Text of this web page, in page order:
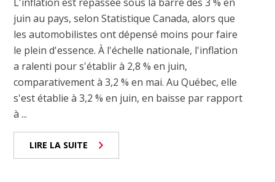
L'inflation est repassée sous la barre des 3 % en
juin au pays, selon Statistique Canada, alors que
les automobilistes ont dépensé moins pour faire
le plein d'essence. À l'échelle nationale, l'inflation
a ralenti pour s'établir à 2,8 % en juin,
comparativement à 3,2 % en mai. Au Québec, elle
s'est établie à 3,2 % en juin, en baisse par rapport
à ...
LIRE LA SUITE